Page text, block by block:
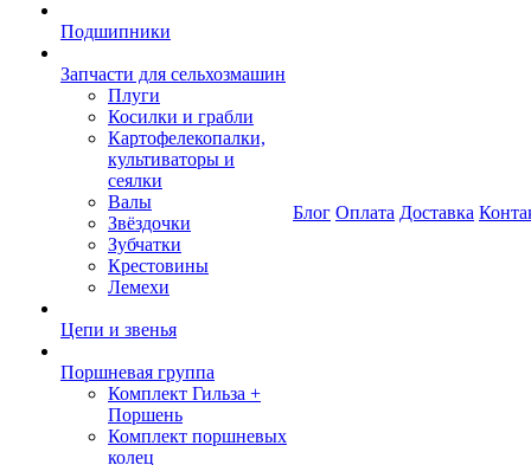
Подшипники
Запчасти для сельхозмашин
Плуги
Косилки и грабли
Картофелекопалки,
культиваторы и
сеялки
Валы
Звёздочки
Зубчатки
Крестовины
Лемехи
Цепи и звенья
Поршневая группа
Комплект Гильза +
Поршень
Комплект поршневых
колец
Блог Оплата Доставка